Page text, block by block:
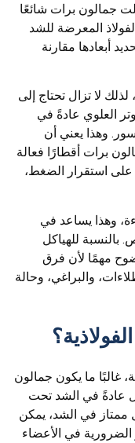
جمالون برات شائعًا
المعرضة للشد
أبعادها مقارنة
لا تزال تحتاج إلى
العلوي عادةً في
وهذا يعني أن
برات أقطارًا فعالة
على استقرار الضغط،
وهذا يساعد في
بالنسبة للهياكل
مهمًا لأن فرق
والبراغي، وحالة
غالبًا ما يكون جمالون
عادةً في الشد تحت
ممتاز في الشد، يمكن
في الأعضاء